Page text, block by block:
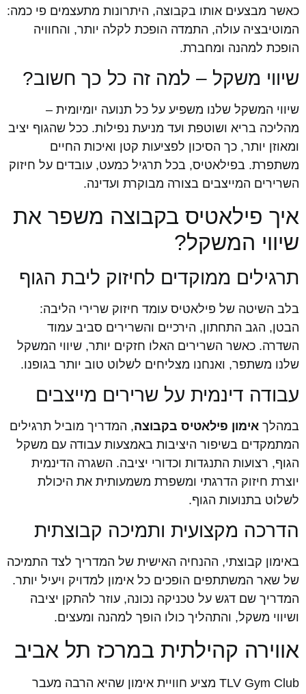
כאשר מבצעים אותו בקבוצה, היתרונות מתעצמים פי כמה:
המוטיבציה עולה, התמדה הופכת לקלה יותר, והחוויה
הופכת למהנה ומחברת.
שיווי משקל – למה זה כל כך חשוב?
שיווי המשקל שלנו משפיע על כל תנועה יומיומית –
מהליכה בריא ושוטפת ועד מניעת נפילות. ככל שהגוף יציב
ומאוזן יותר, כך הסיכון לפציעות קטן ואיכות החיים
משתפרת. בפילאטיס, בכל תרגיל כמעט, עובדים על חיזוק
השרירים המייצבים בצורה מבוקרת ועדינה.
איך פילאטיס בקבוצה משפר את
שיווי המשקל?
תרגילים ממוקדים לחיזוק ליבת הגוף
בלב השיטה של פילאטיס עומד חיזוק שרירי הליבה:
הבטן, הגב התחתון, הירכיים והשרירים סביב עמוד
השדרה. כאשר השרירים האלו חזקים יותר, שיווי המשקל
שלנו משתפר, ואנחנו מצליחים לשלוט טוב יותר בגופנו.
עבודה דינמית על שרירים מייצבים
במהלך אימון פילאטיס בקבוצה, המדריך מוביל תרגילים
המתמקדים בשיפור היציבות באמצעות עבודה עם משקל
הגוף, רצועות התנגדות וכדורי יציבה. השגרה הדינמית
יוצרת חיזוק הדרגתי ומשפרת משמעותית את היכולת
לשלוט בתנועות הגוף.
הדרכה מקצועית ותמיכה קבוצתית
באימון קבוצתי, ההנחיה האישית של המדריך לצד התמיכה
של שאר המשתתפים הופכים כל אימון למדויק ויעיל יותר.
המדריך שם דגש על טכניקה נכונה, עוזר להתקן יציבה
ושיווי משקל, והתהליך כולו הופך למהנה ומעצים.
אווירה קהילתית במרכז תל אביב
TLV Gym Club מציע חוויית אימון שהיא הרבה מעבר